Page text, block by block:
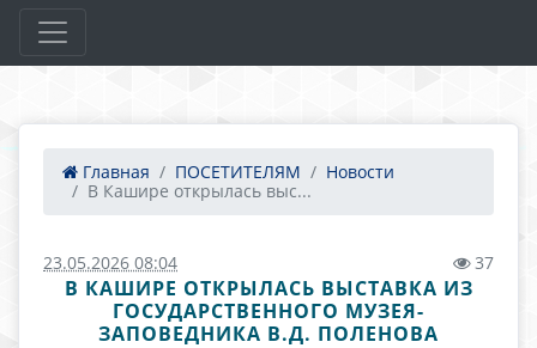
Главная ПОСЕТИТЕЛЯМ
Новости
В Кашире открылась выс...
23.05.2026 08:04 37
В КАШИРЕ ОТКРЫЛАСЬ ВЫСТАВКА ИЗ
ГОСУДАРСТВЕННОГО МУЗЕЯ-
ЗАПОВЕДНИКА В.Д. ПОЛЕНОВА